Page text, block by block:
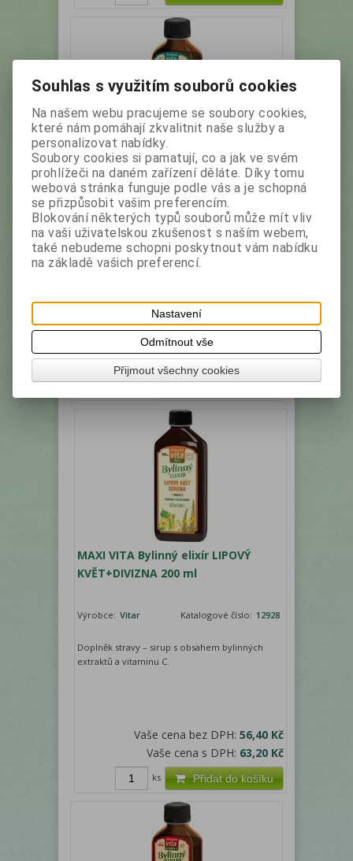
MAXI VITA Bylinný elixír
PRŮDUŠKOVÝ 200 ml
Výrobce: Vitar Katalogové číslo:12930
Zmírněte průběh nachlazení bylinnými extrakty,
které příznivě působí na dýchací cesty,
Vaše cena bez DPH:
Vaše cena s DPH:63,20 Kč
Přidat do košíku
ks
MAXI VITA Bylinný elixír LIPOVÝ
KVĚT+DIVIZNA 200 ml
Výrobce: Vitar Katalogové číslo: 12928
Doplněk stravy – sirup s obsahem bylinných
extraktů a vitaminu C.
Vaše cena bez DPH:56,40 Kč
Vaše cena s DPH: 63,20 Kč
Přidat do košíku
ks
Souhlas s využitím souborů cookies
Na našem webu pracujeme se soubory cookies,
které nám pomáhají zkvalitnit naše služby a
personalizovat nabídky.
Soubory cookies si pamatují, co a jak ve svém
prohlížeči na daném zařízení děláte. Díky tomu
webová stránka funguje podle vás a je schopná
se přizpůsobit vašim preferencím.
Blokování některých typů souborů může mít vliv
na vaši uživatelskou zkušenost s naším webem,
také nebudeme schopni poskytnout vám nabídku
na základě vašich preferencí.
Nastavení
Odmítnout vše
Přijmout všechny cookies